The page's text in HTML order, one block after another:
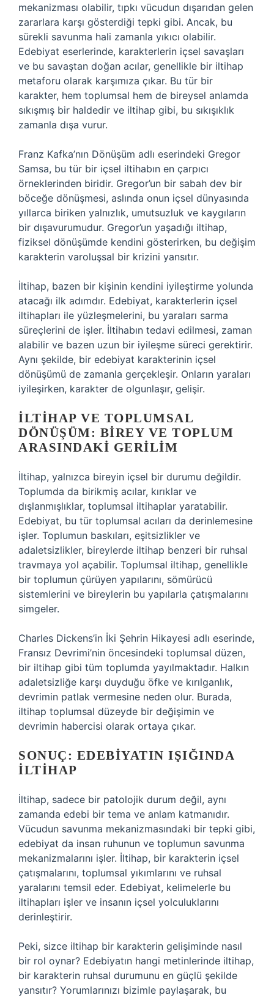
mekanizması olabilir, tıpkı vücudun dışarıdan gelen
zararlara karşı gösterdiği tepki gibi. Ancak, bu
sürekli savunma hali zamanla yıkıcı olabilir.
Edebiyat eserlerinde, karakterlerin içsel savaşları
ve bu savaştan doğan acılar, genellikle bir iltihap
metaforu olarak karşımıza çıkar. Bu tür bir
karakter, hem toplumsal hem de bireysel anlamda
sıkışmış bir haldedir ve iltihap gibi, bu sıkışıklık
zamanla dışa vurur.
Franz Kafka’nın Dönüşüm adlı eserindeki Gregor
Samsa, bu tür bir içsel iltihabın en çarpıcı
örneklerinden biridir. Gregor’un bir sabah dev bir
böceğe dönüşmesi, aslında onun içsel dünyasında
yıllarca biriken yalnızlık, umutsuzluk ve kaygıların
bir dışavurumudur. Gregor’un yaşadığı iltihap,
fiziksel dönüşümde kendini gösterirken, bu değişim
karakterin varoluşsal bir krizini yansıtır.
İltihap, bazen bir kişinin kendini iyileştirme yolunda
atacağı ilk adımdır. Edebiyat, karakterlerin içsel
iltihapları ile yüzleşmelerini, bu yaraları sarma
süreçlerini de işler. İltihabın tedavi edilmesi, zaman
alabilir ve bazen uzun bir iyileşme süreci gerektirir.
Aynı şekilde, bir edebiyat karakterinin içsel
dönüşümü de zamanla gerçekleşir. Onların yaraları
iyileşirken, karakter de olgunlaşır, gelişir.
İLTIHAP VE TOPLUMSAL
DÖNÜŞÜM: BIREY VE TOPLUM
ARASINDAKI GERILIM
İltihap, yalnızca bireyin içsel bir durumu değildir.
Toplumda da birikmiş acılar, kırıklar ve
dışlanmışlıklar, toplumsal iltihaplar yaratabilir.
Edebiyat, bu tür toplumsal acıları da derinlemesine
işler. Toplumun baskıları, eşitsizlikler ve
adaletsizlikler, bireylerde iltihap benzeri bir ruhsal
travmaya yol açabilir. Toplumsal iltihap, genellikle
bir toplumun çürüyen yapılarını, sömürücü
sistemlerini ve bireylerin bu yapılarla çatışmalarını
simgeler.
Charles Dickens’in İki Şehrin Hikayesi adlı eserinde,
Fransız Devrimi’nin öncesindeki toplumsal düzen,
bir iltihap gibi tüm toplumda yayılmaktadır. Halkın
adaletsizliğe karşı duyduğu öfke ve kırılganlık,
devrimin patlak vermesine neden olur. Burada,
iltihap toplumsal düzeyde bir değişimin ve
devrimin habercisi olarak ortaya çıkar.
SONUÇ: EDEBIYATIN IŞIĞINDA
İLTIHAP
İltihap, sadece bir patolojik durum değil, aynı
zamanda edebi bir tema ve anlam katmanıdır.
Vücudun savunma mekanizmasındaki bir tepki gibi,
edebiyat da insan ruhunun ve toplumun savunma
mekanizmalarını işler. İltihap, bir karakterin içsel
çatışmalarını, toplumsal yıkımlarını ve ruhsal
yaralarını temsil eder. Edebiyat, kelimelerle bu
iltihapları işler ve insanın içsel yolculuklarını
derinleştirir.
Peki, sizce iltihap bir karakterin gelişiminde nasıl
bir rol oynar? Edebiyatın hangi metinlerinde iltihap,
bir karakterin ruhsal durumunu en güçlü şekilde
yansıtır? Yorumlarınızı bizimle paylaşarak, bu